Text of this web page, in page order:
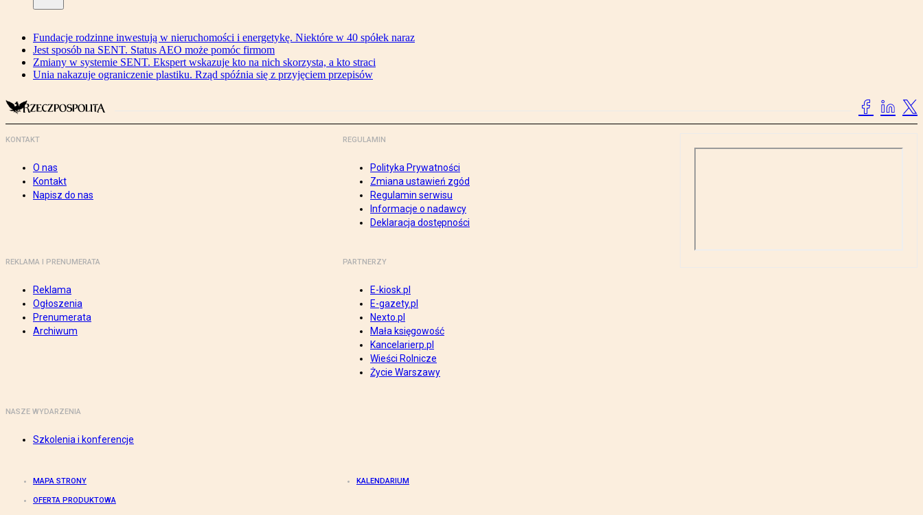
Fundacje rodzinne inwestują w nieruchomości i energetykę. Niektóre w 40 spółek naraz
Jest sposób na SENT. Status AEO może pomóc firmom
Zmiany w systemie SENT. Ekspert wskazuje kto na nich skorzysta, a kto straci
Unia nakazuje ograniczenie plastiku. Rząd spóźnia się z przyjęciem przepisów
KONTAKT
O nas
Kontakt
Napisz do nas
REGULAMIN
Polityka Prywatności
Zmiana ustawień zgód
Regulamin serwisu
Informacje o nadawcy
Deklaracja dostępności
REKLAMA I PRENUMERATA
Reklama
Ogłoszenia
Prenumerata
Archiwum
PARTNERZY
E-kiosk.pl
E-gazety.pl
Nexto.pl
Mała księgowość
Kancelarierp.pl
Wieści Rolnicze
Życie Warszawy
NASZE WYDARZENIA
Szkolenia i konferencje
MAPA STRONY KALENDARIUM
OFERTA PRODUKTOWA